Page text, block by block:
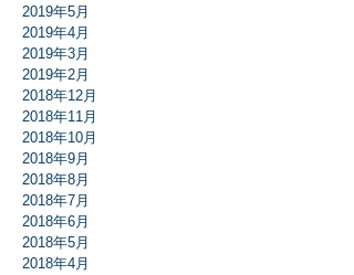
2019年5月
2019年4月
2019年3月
2019年2月
2018年12月
2018年11月
2018年10月
2018年9月
2018年8月
2018年7月
2018年6月
2018年5月
2018年4月